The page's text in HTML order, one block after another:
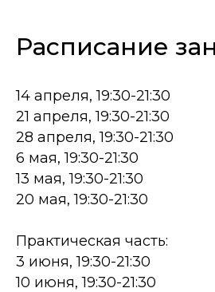
Расписание
14 апреля, 19:30-21:30
21 апреля, 19:30-21:30
28 апреля, 19:30-21:30
6 мая, 19:30-21:30
13 мая, 19:30-21:30
20 мая, 19:30-21:30
Практическая часть:
3 июня, 19:30-21:30
10 июня, 19:30-21:30